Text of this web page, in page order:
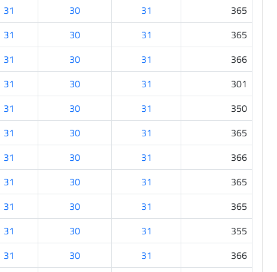
31 30 31
365
31 30 31
365
31 30 31
366
31 30 31
301
31 30 31
350
31 30 31
365
31 30 31
366
31 30 31
365
31 30 31
365
31 30 31
355
31 30 31
366